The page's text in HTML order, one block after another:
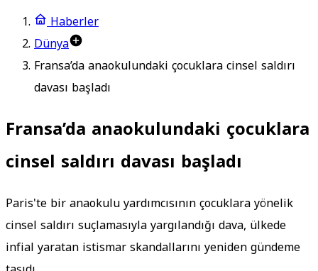
Haberler
Dünya
Fransa’da anaokulundaki çocuklara cinsel saldırı
davası başladı
Fransa’da anaokulundaki çocuklara
cinsel saldırı davası başladı
Paris'te bir anaokulu yardımcısının çocuklara yönelik
cinsel saldırı suçlamasıyla yargılandığı dava, ülkede
infial yaratan istismar skandallarını yeniden gündeme